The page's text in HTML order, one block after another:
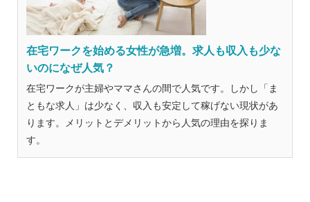
在宅ワークを始める女性が急増。求人も収入も少な
いのになぜ人気？
在宅ワークが主婦やママさんの間で人気です。しかし「ま
ともな求人」は少なく、収入も安定して稼げない現状があ
ります。メリットとデメリットから人気の理由を探りま
す。